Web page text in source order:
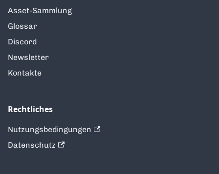
Asset-Sammlung
Glossar
Discord
Newsletter
Kontakte
Rechtliches
Nutzungsbedingungen
Datenschutz